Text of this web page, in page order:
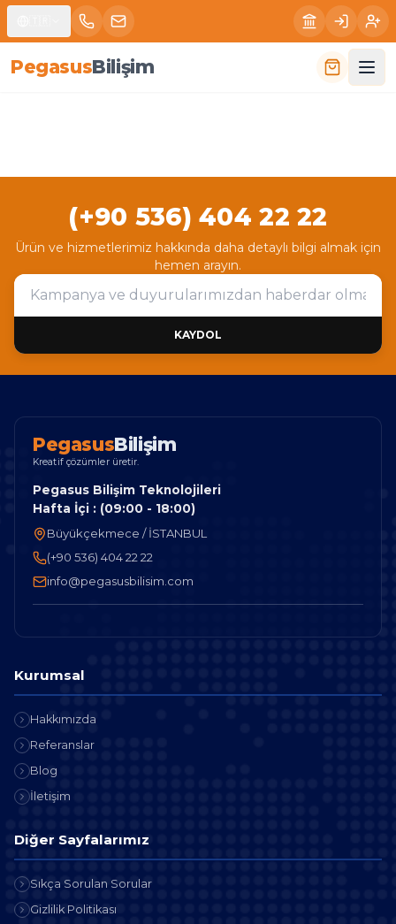
PegasusBilişim
(+90 536) 404 22 22
Ürün ve hizmetlerimiz hakkında daha detaylı bilgi almak için
hemen arayın.
KAYDOL
PegasusBilişim
Kreatif çözümler üretir.
Pegasus Bilişim Teknolojileri
Hafta İçi : (09:00 - 18:00)
Büyükçekmece / İSTANBUL
(+90 536) 404 22 22
info@pegasusbilisim.com
Kurumsal
Hakkımızda
Referanslar
Blog
İletişim
Diğer Sayfalarımız
Sıkça Sorulan Sorular
Gizlilik Politikası